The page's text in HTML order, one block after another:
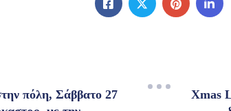
πόλη, Σάββατο 27
Xmas